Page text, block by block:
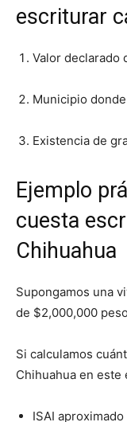
escriturar
Valor declarado
Municipio
Existencia de
Ejemplo
cuesta
Chihuahua
Supongamos una
de $2,000,000
Si calculamos
Chihuahua en este
ISAI